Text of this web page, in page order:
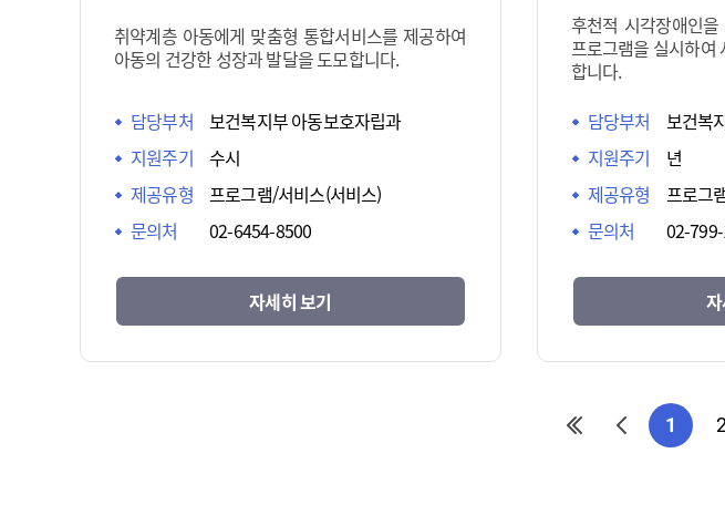
취약계층 아동에게 맞춤형 통합서비스를 제공하여
아동의 건강한 성장과 발달을 도모합니다.
담당부처
보건복지부 아동보호자립과
지원주기
수시
제공유형
프로그램/서비스(서비스)
문의처
02-6454-8500
자세히 보기
후천적 시각장애인
프로그램을 실시하여
합니다.
담당부처
보건복
지원주기
년
제공유형
프로그
문의처
02-
1